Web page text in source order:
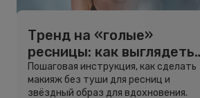
Тренд на «голые»
ресницы: как выглядеть
свежо, не используя тушь
Пошаговая инструкция, как сделать
макияж без туши для ресниц и
звёздный образ для вдохновения.